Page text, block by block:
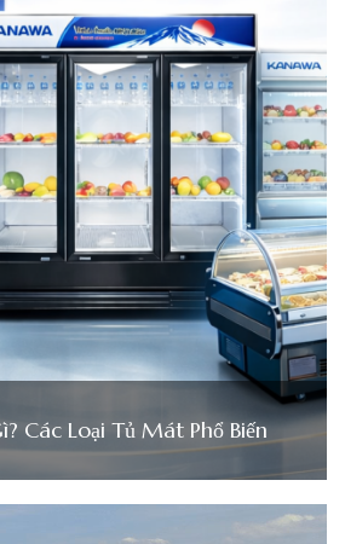
Các Loại Tủ Mát Phổ Biến